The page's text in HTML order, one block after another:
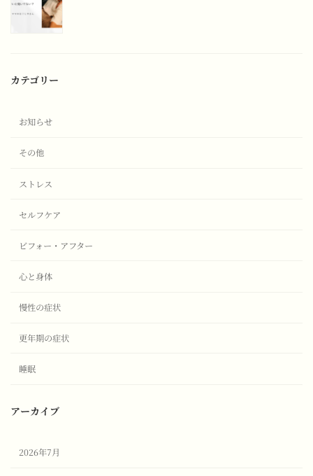
カテゴリー
お知らせ
その他
ストレス
セルフケア
ビフォー・アフター
心と身体
慢性の症状
更年期の症状
睡眠
アーカイブ
2026年7月